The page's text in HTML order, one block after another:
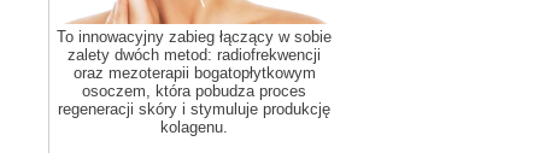
To innowacyjny zabieg łączący w sobie
zalety dwóch metod: radiofrekwencji
oraz mezoterapii bogatopłytkowym
osoczem, która pobudza proces
regeneracji skóry i stymuluje produkcję
kolagenu.